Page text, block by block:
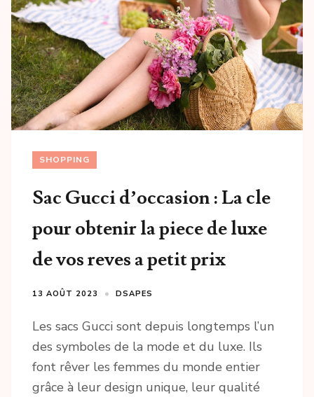
SHOPPING
Sac Gucci d’occasion : La cle
pour obtenir la piece de luxe
de vos reves a petit prix
13 AOÛT 2023 DSAPES
Les sacs Gucci sont depuis longtemps l’un
des symboles de la mode et du luxe. Ils
font rêver les femmes du monde entier
grâce à leur design unique, leur qualité